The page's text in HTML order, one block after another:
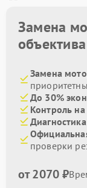
Замена
объектива
Замена
До 30%
Контроль
проверки
от 2070 ₽